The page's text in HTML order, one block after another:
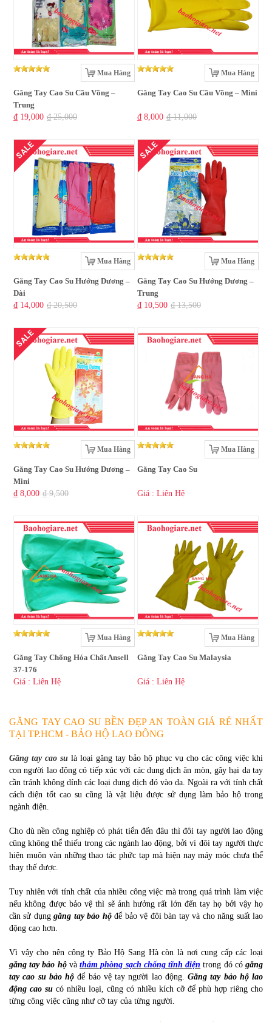
Mua Hàng
Găng Tay Cao Su Cầu Vồng –
Trung
₫ 19,000 ₫ 25,000
Mua Hàng
Găng Tay Cao Su Cầu Vồng – Mini
₫ 8,000 ₫ 11,000
SALE
Mua Hàng
Găng Tay Cao Su Hướng Dương –
Dài
₫ 14,000 ₫ 20,500
SALE
Mua Hàng
Găng Tay Cao Su Hướng Dương –
Trung
₫ 10,500 ₫ 13,500
SALE
Mua Hàng
Găng Tay Cao Su Hướng Dương –
Mini
₫ 8,000 ₫ 9,500
Mua Hàng
Găng Tay Cao Su
Giá : Liên Hệ
Mua Hàng
Găng Tay Chống Hóa Chất Ansell
37-176
Giá : Liên Hệ
Mua Hàng
Găng Tay Cao Su Malaysia
Giá : Liên Hệ
GĂNG TAY CAO SU BỀN ĐẸP AN TOÀN GIÁ RẺ NHẤT
TẠI TP.HCM - BẢO HỘ LAO ĐÔNG
Găng tay cao su là loại găng tay bảo hộ phục vụ cho các công việc khi
con người lao động có tiếp xúc với các dung dịch ăn mòn, gây hại da tay
cần tránh không dính các loại dung dịch đó vào da. Ngoài ra với tính chất
cách điện tốt cao su cũng là vật liệu được sử dụng làm bảo hộ trong
ngành điện.
Cho dù nền công nghiệp có phát tiển đến đâu thì đôi tay người lao động
cũng không thể thiếu trong các ngành lao động, bởi vì đôi tay người thực
hiện muôn vàn những thao tác phức tạp mà hiện nay máy móc chưa thể
thay thế được.
Tuy nhiên với tính chất của nhiều công việc mà trong quá trình làm việc
nếu không được bảo vệ thì sẽ ảnh hưởng rất lớn đến tay họ bởi vậy họ
cần sử dụnggăng tay bảo hộđể bảo vệ đôi bàn tay và cho năng suất lao
động cao hơn.
Vì vậy cho nên công ty Bảo Hộ Sang Hà còn là nơi cung cấp các loại
găng tay bảo hộvàthảm phòng sạch chống tĩnh điện trong đó cógăng
tay cao su bảo hộ để bảo vệ tay người lao động. Găng tay bảo hộ lao
động cao su có nhiều loại, cũng có nhiều kích cỡ để phù hợp riêng cho
từng công việc cũng như cỡ tay của từng người.